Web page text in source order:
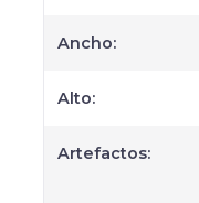
Ancho:
Alto:
Artefactos: